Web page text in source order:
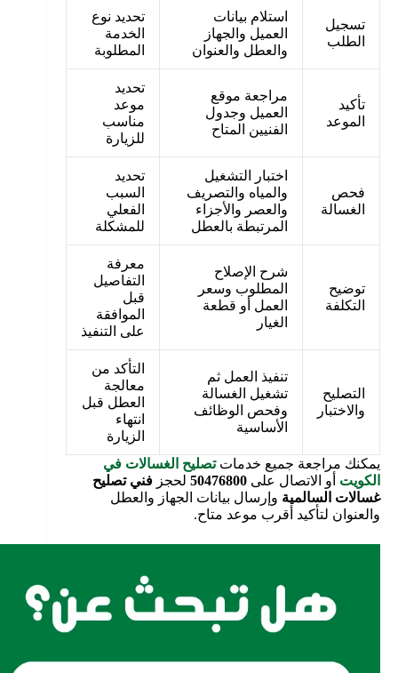
تسجيل
الطلب
استلام بيانات
العميل والجهاز
والعطل والعنوان
تحديد نوع
الخدمة
المطلوبة
تأكيد
الموعد
مراجعة موقع
العميل وجدول
الفنيين المتاح
تحديد
موعد
مناسب
للزيارة
فحص
الغسالة
اختبار التشغيل
والمياه والتصريف
والعصر والأجزاء
المرتبطة بالعطل
تحديد
السبب
الفعلي
للمشكلة
توضيح
التكلفة
شرح الإصلاح
المطلوب وسعر
العمل أو قطعة
الغيار
معرفة
التفاصيل
قبل
الموافقة
على التنفيذ
التصليح
والاختبار
تنفيذ العمل ثم
تشغيل الغسالة
وفحص الوظائف
الأساسية
التأكد من
معالجة
العطل قبل
انتهاء
الزيارة
يمكنك مراجعة جميع خدماتتصليح الغسالات في
الكويت أو الاتصال على 50476800 لحجز فني تصليح
غسالات السالمية وإرسال بيانات الجهاز والعطل
والعنوان لتأكيد أقرب موعد متاح.